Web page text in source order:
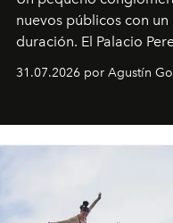
nuevos públicos con
duración. El Palacio
son algunos de los
miniobras. Sus puestas
31.07.2026 por Agustín